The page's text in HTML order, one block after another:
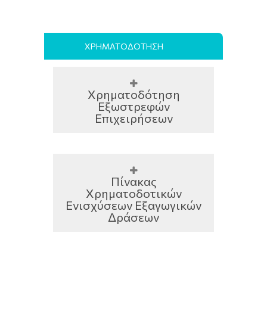
ΧΡΗΜΑΤΟΔΟΤΗΣΗ
Χρηματοδότηση
Εξωστρεφών
Επιχειρήσεων
Πίνακας
Χρηματοδοτικών
Ενισχύσεων Εξαγωγικών
Δράσεων